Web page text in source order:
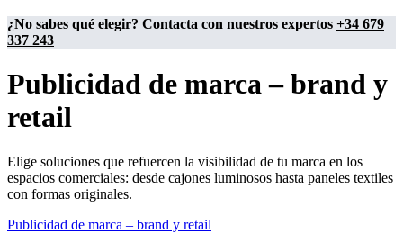
¿No sabes qué elegir? Contacta con nuestros expertos +34 679
337 243
Publicidad de marca – brand y
retail
Elige soluciones que refuercen la visibilidad de tu marca en los
espacios comerciales: desde cajones luminosos hasta paneles textiles
con formas originales.
Publicidad de marca – brand y retail